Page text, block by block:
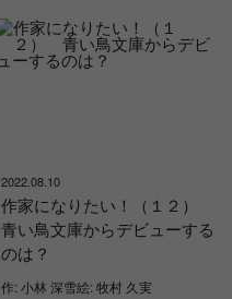
2022.08.10
作家になりたい！（１２）
青い鳥文庫からデビューする
のは？
作: 小林 深雪絵: 牧村 久実